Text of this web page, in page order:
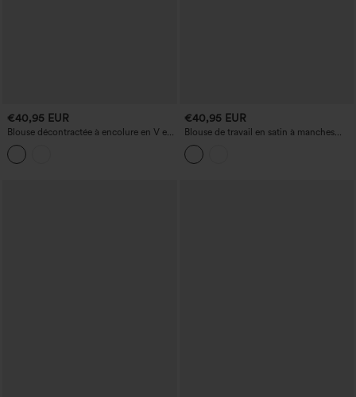
€40,95 EUR
Blouse décontractée à encolure en V et
manches longues bouffantes (bishop)
€40,95 EUR
Blouse de travail en satin à manches
longues et col en V